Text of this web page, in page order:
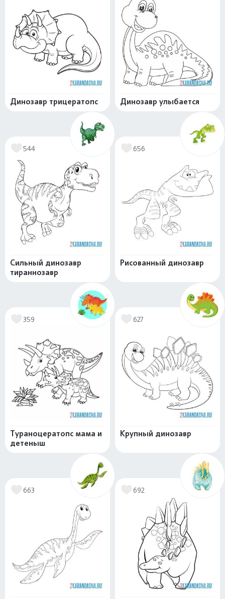
Динозавр трицератопс Динозавр улыбается
544
Сильный динозавр
тираннозавр
656
Рисованный динозавр
359
Тураноцератопс мама и
детеныш
627
Крупный динозавр
663 692